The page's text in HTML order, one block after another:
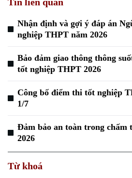
Nhận định và gợi ý đáp án
nghiệp THPT năm 2026
Bảo đảm giao thông thông
tốt nghiệp THPT 2026
Công bố điểm thi tốt nghiệp
1/7
Đảm bảo an toàn trong
2026
Từ khoá